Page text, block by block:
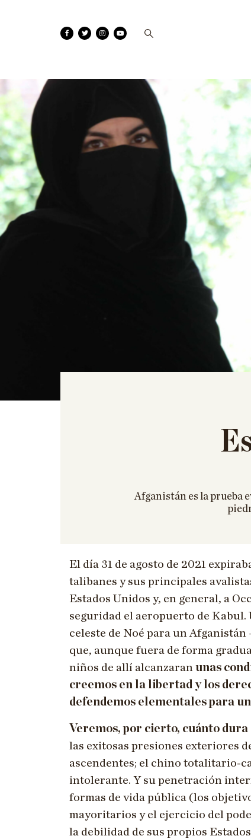
Afganistán es la prueba
El día 31 de agosto de 2021
talibanes y sus principales
Estados Unidos y, en general, a
seguridad el aeropuerto de
celeste de Noé para un
que, aunque fuera de forma
niños de allí alcanzaran unas
creemos en la libertad y los
defendemos elementales para
Veremos, por cierto, cuánto
las exitosas presiones exteriores
ascendentes; el chino totalitario-
intolerante. Y su penetración
formas de vida pública (los
mayoritarios y el ejercicio del
la debilidad de sus propios